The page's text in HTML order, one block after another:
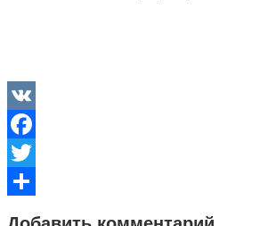
VK
Facebook
Twitter